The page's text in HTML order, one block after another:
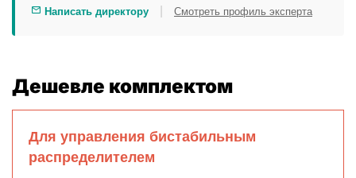
Написать директору Смотреть профиль эксперта
Дешевле комплектом
Для управления бистабильным
распределителем